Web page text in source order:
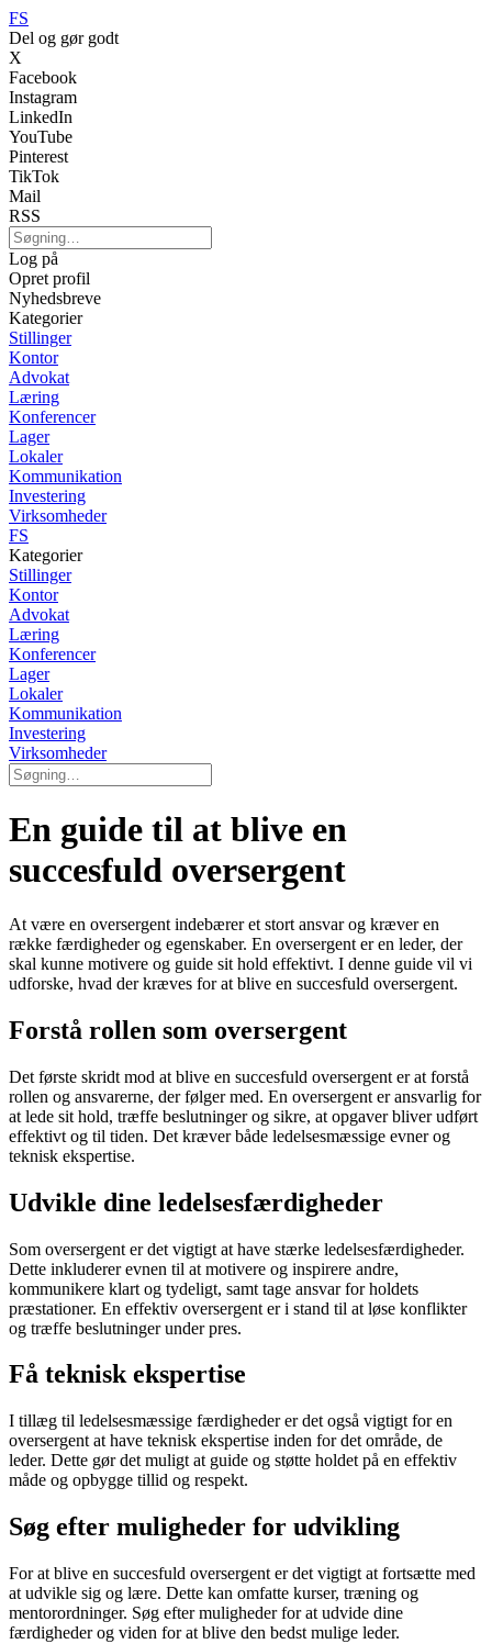
FS
Del og gør godt
X
Facebook
Instagram
LinkedIn
YouTube
Pinterest
TikTok
Mail
RSS
Log på
Opret profil
Nyhedsbreve
Kategorier
Stillinger
Kontor
Advokat
Læring
Konferencer
Lager
Lokaler
Kommunikation
Investering
Virksomheder
FS
Kategorier
Stillinger
Kontor
Advokat
Læring
Konferencer
Lager
Lokaler
Kommunikation
Investering
Virksomheder
En guide til at blive en
succesfuld oversergent
At være en oversergent indebærer et stort ansvar og kræver en
række færdigheder og egenskaber. En oversergent er en leder, der
skal kunne motivere og guide sit hold effektivt. I denne guide vil vi
udforske, hvad der kræves for at blive en succesfuld oversergent.
Forstå rollen som oversergent
Det første skridt mod at blive en succesfuld oversergent er at forstå
rollen og ansvarerne, der følger med. En oversergent er ansvarlig for
at lede sit hold, træffe beslutninger og sikre, at opgaver bliver udført
effektivt og til tiden. Det kræver både ledelsesmæssige evner og
teknisk ekspertise.
Udvikle dine ledelsesfærdigheder
Som oversergent er det vigtigt at have stærke ledelsesfærdigheder.
Dette inkluderer evnen til at motivere og inspirere andre,
kommunikere klart og tydeligt, samt tage ansvar for holdets
præstationer. En effektiv oversergent er i stand til at løse konflikter
og træffe beslutninger under pres.
Få teknisk ekspertise
I tillæg til ledelsesmæssige færdigheder er det også vigtigt for en
oversergent at have teknisk ekspertise inden for det område, de
leder. Dette gør det muligt at guide og støtte holdet på en effektiv
måde og opbygge tillid og respekt.
Søg efter muligheder for udvikling
For at blive en succesfuld oversergent er det vigtigt at fortsætte med
at udvikle sig og lære. Dette kan omfatte kurser, træning og
mentorordninger. Søg efter muligheder for at udvide dine
færdigheder og viden for at blive den bedst mulige leder.